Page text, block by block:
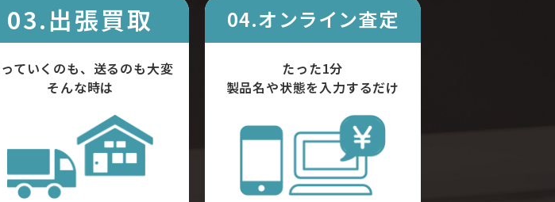
03.出張買取
ていくのも、送るのも大変
そんな時は
04.オンライン査定
たった1分
製品名や状態を入力するだけ